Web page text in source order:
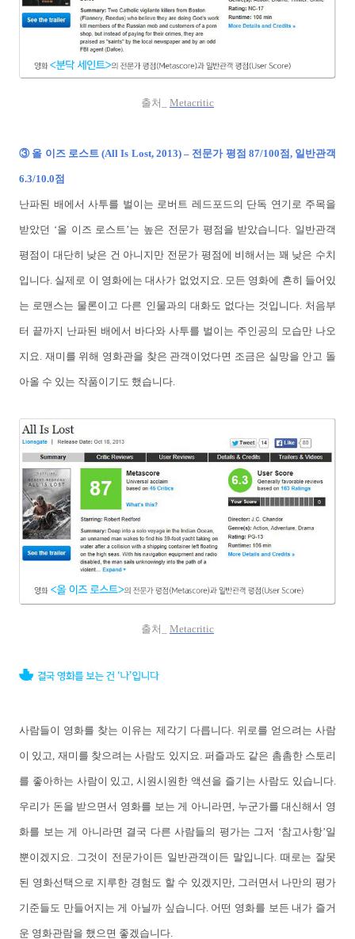
출처_ Metacritic
③ 올 이즈 로스트 (All Is Lost, 2013) – 전문가 평점 87/100점, 일반관객
6.3/10.0점
난파된 배에서 사투를 벌이는 로버트 레드포드의 단독 연기로 주목을
받았던 ‘올 이즈 로스트’는 높은 전문가 평점을 받았습니다. 일반관객
평점이 대단히 낮은 건 아니지만 전문가 평점에 비해서는 꽤 낮은 수치
입니다. 실제로 이 영화에는 대사가 없었지요. 모든 영화에 흔히 들어있
는 로맨스는 물론이고 다른 인물과의 대화도 없다는 것입니다. 처음부
터 끝까지 난파된 배에서 바다와 사투를 벌이는 주인공의 모습만 나오
지요. 재미를 위해 영화관을 찾은 관객이었다면 조금은 실망을 안고 돌
아올 수 있는 작품이기도 했습니다.
출처_ Metacritic
사람들이 영화를 찾는 이유는 제각기 다릅니다. 위로를 얻으려는 사람
이 있고, 재미를 찾으려는 사람도 있지요. 퍼즐과도 같은 촘촘한 스토리
를 좋아하는 사람이 있고, 시원시원한 액션을 즐기는 사람도 있습니다.
우리가 돈을 받으면서 영화를 보는 게 아니라면, 누군가를 대신해서 영
화를 보는 게 아니라면 결국 다른 사람들의 평가는 그저 ‘참고사항’일
뿐이겠지요. 그것이 전문가이든 일반관객이든 말입니다. 때로는 잘못
된 영화선택으로 지루한 경험도 할 수 있겠지만, 그러면서 나만의 평가
기준들도 만들어지는 게 아닐까 싶습니다. 어떤 영화를 보든 내가 즐거
운 영화관람을 했으면 좋겠습니다.